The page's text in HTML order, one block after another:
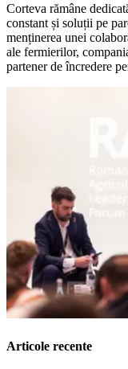
Corteva rămâne
constant și soluții pe
menținerea unei
ale fermierilor,
partener de încredere
Articole recente